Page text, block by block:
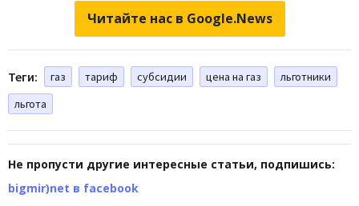
Читайте нас в Google.News
Теги: газ тариф субсидии цена на газ
льготники
льгота
Не пропусти другие интересные статьи, подпишись:
bigmir)net в facebook